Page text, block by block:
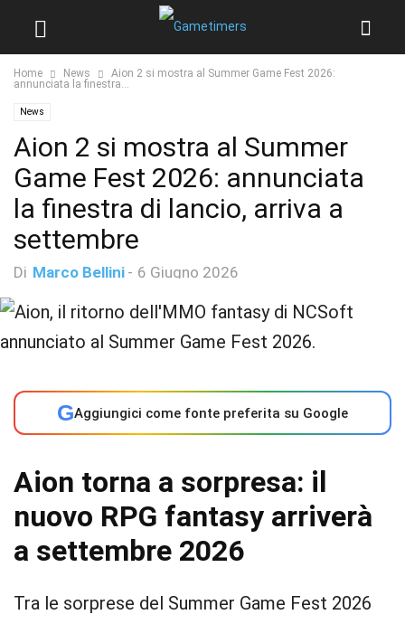
Home News
Aion 2 si mostra al Summer Game Fest 2026:
annunciata la finestra...
News
Aion 2 si mostra al Summer
Game Fest 2026: annunciata
la finestra di lancio, arriva a
settembre
Di Marco Bellini - 6 Giugno 2026
GAggiungici come fonte preferita su Google
Aion torna a sorpresa: il
nuovo RPG fantasy arriverà
a settembre 2026
Tra le sorprese del Summer Game Fest 2026